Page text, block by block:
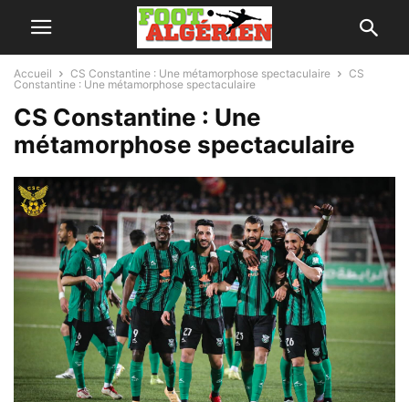
Accueil CS Constantine : Une métamorphose spectaculaire
CS
Constantine : Une métamorphose spectaculaire
CS Constantine : Une
métamorphose spectaculaire